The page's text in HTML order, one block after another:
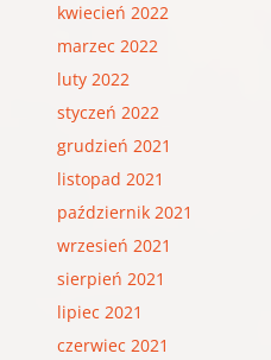
kwiecień 2022
marzec 2022
luty 2022
styczeń 2022
grudzień 2021
listopad 2021
październik 2021
wrzesień 2021
sierpień 2021
lipiec 2021
czerwiec 2021